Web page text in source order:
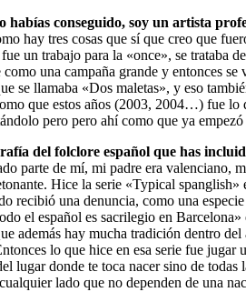
habías conseguido, soy un artista
hay tres cosas que sí que creo que
un trabajo para la «once», se trataba
una campaña grande y entonces
se llamaba «Dos maletas», y eso
que estos años (2003, 2004…) fue lo
pero pero ahí como que ya
del folclore español que has
parte de mí, mi padre era valenciano,
Hice la serie «Typical
recibió una denuncia, como una
el español es sacrilegio en
además hay mucha tradición dentro
lo que hice en esa serie fue
lugar donde te toca nacer sino de
lado que no dependen de una